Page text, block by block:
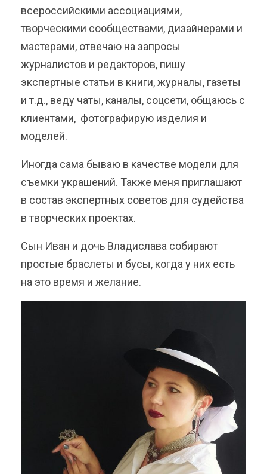
всероссийскими ассоциациями,
творческими сообществами, дизайнерами и
мастерами, отвечаю на запросы
журналистов и редакторов, пишу
экспертные статьи в книги, журналы, газеты
и т.д., веду чаты, каналы, соцсети, общаюсь с
клиентами, фотографирую изделия и
моделей.
Иногда сама бываю в качестве модели для
съемки украшений. Также меня приглашают
в состав экспертных советов для судейства
в творческих проектах.
Сын Иван и дочь Владислава собирают
простые браслеты и бусы, когда у них есть
на это время и желание.